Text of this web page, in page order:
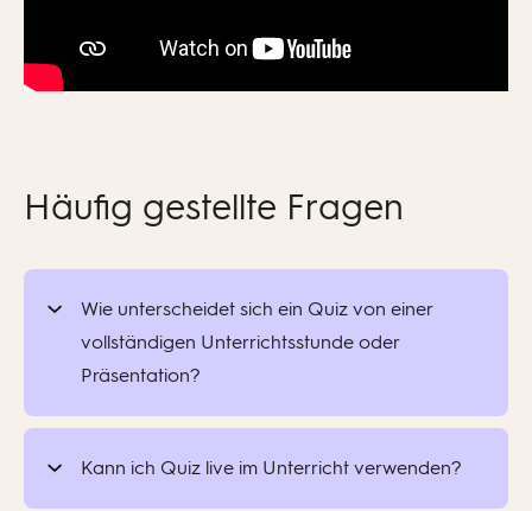
Häufig gestellte Fragen
Wie unterscheidet sich ein Quiz von einer
vollständigen Unterrichtsstunde oder
Präsentation?
Das Quiz konzentriert sich auf schnelles
Engagement und Feedback. Es beinhaltet keine
Kann ich Quiz live im Unterricht verwenden?